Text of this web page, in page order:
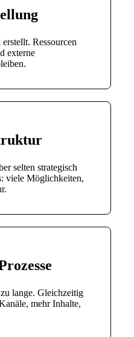
Ressourcen
externe
selten strategisch
viele Möglichkeiten,
lange. Gleichzeitig
mehr Inhalte,